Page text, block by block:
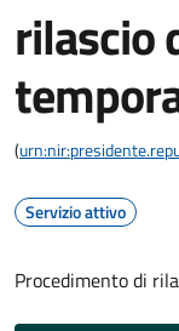
rilascio
(
Servizio attivo
Procedimento di